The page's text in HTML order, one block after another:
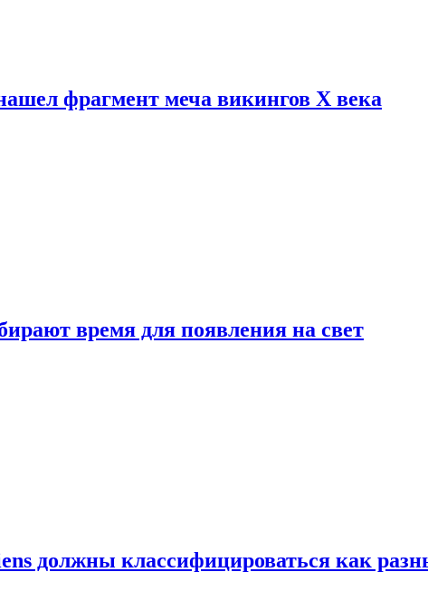
фрагмент меча викингов X века
время для появления на свет
должны классифицироваться как